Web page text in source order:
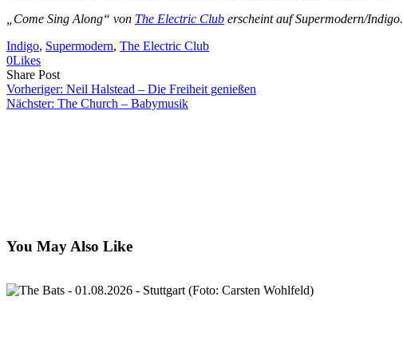
„Come Sing Along“ von The Electric Club erscheint auf Supermodern/Indigo.
Indigo, Supermodern, The Electric Club
0Likes
Share PostShare
on
Facebook
Copy
URL
to
Send
Link
via
Vorheriger: Neil Halstead – Die Freiheit genießen
Nächster: The Church – Babymusik
You May Also Like